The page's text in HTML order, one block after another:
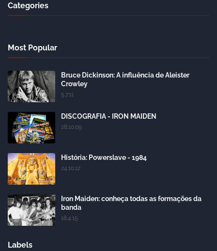
Categories
Most Popular
Bruce Dickinson: A influência de Aleister
Crowley
5.7.11
DISCOGRAFIA - IRON MAIDEN
28.10.09
História: Powerslave - 1984
24.10.12
Iron Maiden: conheça todas as formações da
banda
18.4.15
Labels